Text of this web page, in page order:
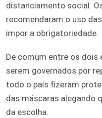
distanciamento social.
recomendaram o uso
impor a obrigatoriedade.
De comum entre os
serem governados por
todo o país fizeram
das máscaras alegando
da escolha.